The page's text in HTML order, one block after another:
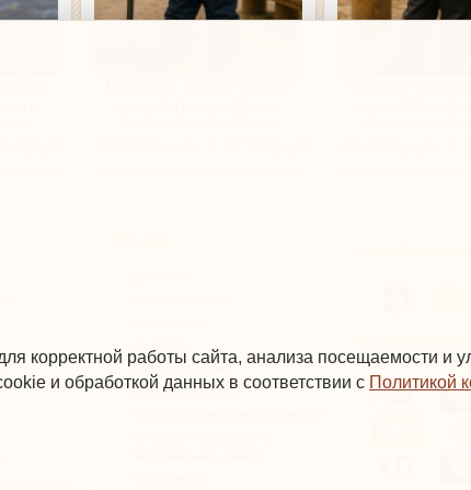
Возврат и обмен
Публичная оферта
корректной работы сайта, анализа посещаемости и
и обработкой данных в соответствии с Политикой